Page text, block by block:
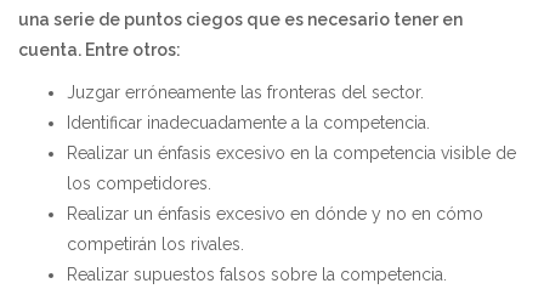
una serie de puntos ciegos que es necesario tener en
cuenta. Entre otros:
Juzgar erróneamente las fronteras del sector.
Identificar inadecuadamente a la competencia.
Realizar un énfasis excesivo en la competencia visible de
los competidores.
Realizar un énfasis excesivo en dónde y no en cómo
competirán los rivales.
Realizar supuestos falsos sobre la competencia.